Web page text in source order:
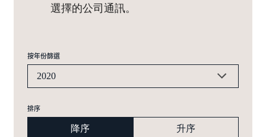
選擇的公司通訊。
按年份篩選
2020
排序
降序 升序